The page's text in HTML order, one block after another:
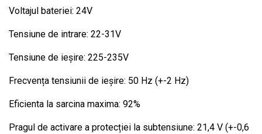
Voltajul bateriei: 24V
Tensiune de intrare: 22-31V
Tensiune de ieșire: 225-235V
Frecvența tensiunii de ieșire: 50 Hz (+-2 Hz)
Eficienta la sarcina maxima: 92%
Pragul de activare a protecției la subtensiune: 21,4 V (+-0,6